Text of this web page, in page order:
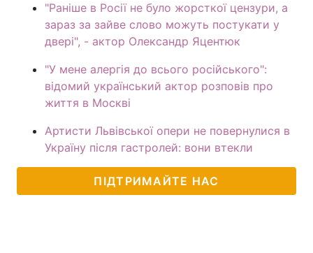
"Раніше в Росії не було жорсткої цензури, а
зараз за зайве слово можуть постукати у
двері", - актор Олександр Яцентюк
"У мене алергія до всього російського":
відомий український актор розповів про
життя в Москві
Артисти Львівської опери не повернулися в
Україну після гастролей: вони втекли
ПІДТРИМАЙТЕ НАС